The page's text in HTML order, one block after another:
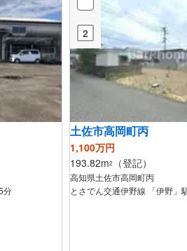
分
2
土佐市高岡町丙
1,100万円
193.82m2 （登記）
高知県土佐市高岡町丙
とさでん交通伊野線 「伊野」